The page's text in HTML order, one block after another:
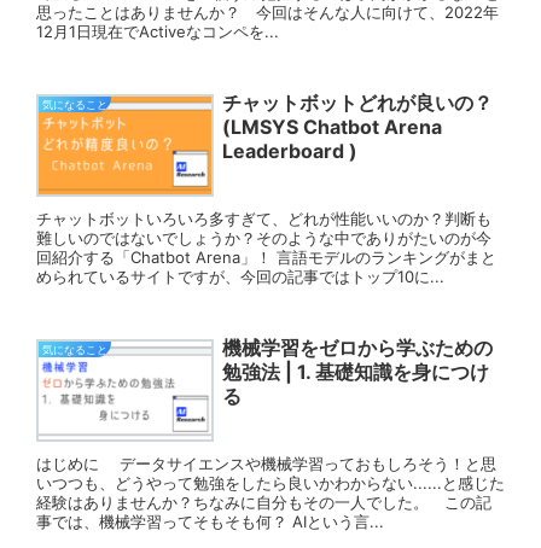
思ったことはありませんか？ 今回はそんな人に向けて、2022年
12月1日現在でActiveなコンペを...
気になること
チャットボットどれが良いの？
(LMSYS Chatbot Arena
Leaderboard )
チャットボットいろいろ多すぎて、どれが性能いいのか？判断も
難しいのではないでしょうか？そのような中でありがたいのが今
回紹介する「Chatbot Arena」！ 言語モデルのランキングがまと
められているサイトですが、今回の記事ではトップ10に...
気になること
機械学習をゼロから学ぶための
勉強法 | 1. 基礎知識を身につけ
る
はじめに データサイエンスや機械学習っておもしろそう！と思
いつつも、どうやって勉強をしたら良いかわからない......と感じた
経験はありませんか？ちなみに自分もその一人でした。 この記
事では、機械学習ってそもそも何？ AIという言...